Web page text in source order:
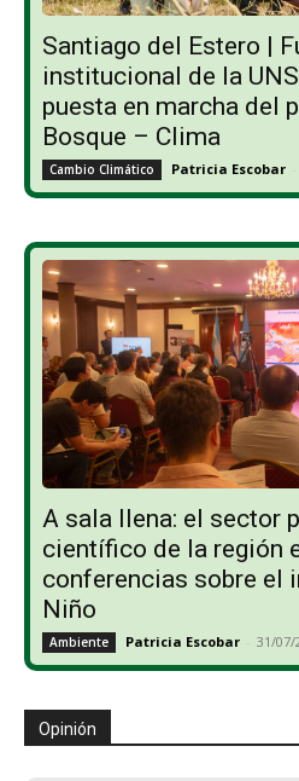
Santiago del Estero |
institucional de la
puesta en marcha del
Bosque – Clima
Cambio Climático Patricia Escobar -
A sala llena: el sector
científico de la región
conferencias sobre el
Niño
Ambiente Patricia Escobar - 31/07/
Opinión